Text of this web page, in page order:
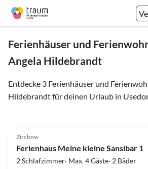
Ferienhäuser und
Angela Hildebrandt
Entdecke 3 Ferienhäuser und
Hildebrandt für deinen Urlaub in
Zirchow
Ferienhaus Meine kleine Sansibar 1
2 Schlafzimmer· Max. 4 Gäste· 2 Bäder